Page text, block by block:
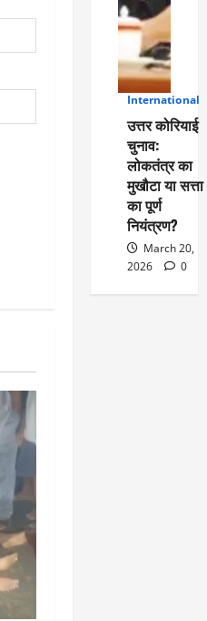
International
उत्तर कोरियाई
चुनाव:
लोकतंत्र का
मुखौटा या सत्ता
का पूर्ण
नियंत्रण?
March 20,
2026
0